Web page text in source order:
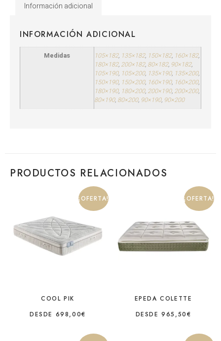
Información adicional
INFORMACIÓN ADICIONAL
Medidas 105×182, 135×182, 150×182, 160×182,
180×182, 200×182, 80×182, 90×182,
105×190, 105×200, 135×190, 135×200,
150×190, 150×200, 160×190, 160×200,
180×190, 180×200, 200×190, 200×200,
80×190, 80×200, 90×190, 90×200
PRODUCTOS RELACIONADOS
¡OFERTA!
COOL PIK
DESDE 698,00€
¡OFERTA!
EPEDA COLETTE
DESDE 965,50€